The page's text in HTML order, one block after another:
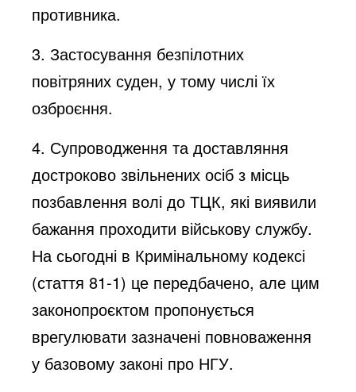
противника.
3. Застосування безпілотних
повітряних суден, у тому числі їх
озброєння.
4. ⁠⁠Супроводження та доставляння
достроково звільнених осіб з місць
позбавлення волі до ТЦК, які виявили
бажання проходити військову службу.
На сьогодні в Кримінальному кодексі
(стаття 81-1) це передбачено, але цим
законопроєктом пропонується
врегулювати зазначені повноваження
у базовому законі про НГУ.